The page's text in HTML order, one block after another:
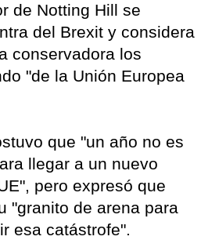
de Notting Hill se
del Brexit y considera
conservadora los
"de la Unión Europea
que "un año no es
llegar a un nuevo
pero expresó que
"granito de arena para
esa catástrofe".